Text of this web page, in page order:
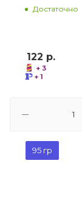
Достаточно
122 р.
+ 3
+ 1
95 гр